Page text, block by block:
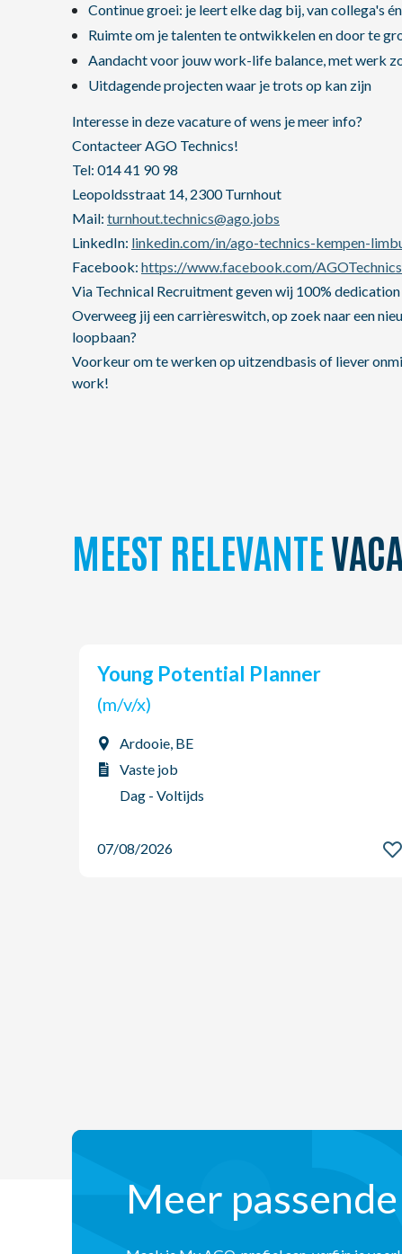
Continue groei: je leert elke dag bij, van collega's
Ruimte om je talenten te ontwikkelen en door te
Aandacht voor jouw work-life balance, met werk
Uitdagende projecten waar je trots op kan zijn
Interesse in deze vacature of wens je meer info?
Contacteer AGO Technics!
Tel: 014 41 90 98
Leopoldsstraat 14, 2300 Turnhout
Mail: turnhout.technics@ago.jobs
LinkedIn: linkedin.com/in/ago-technics-kempen-
Facebook: https://www.facebook.com/
Via Technical Recruitment geven wij 100%
Overweeg jij een carrièreswitch, op zoek naar een
loopbaan?
Voorkeur om te werken op uitzendbasis of liever
work!
MEEST RELEVANTE
Young Potential Planner
(m/v/x)
Ardooie, BE
Vaste job
Dag - Voltijds
07/08/2026
Meer